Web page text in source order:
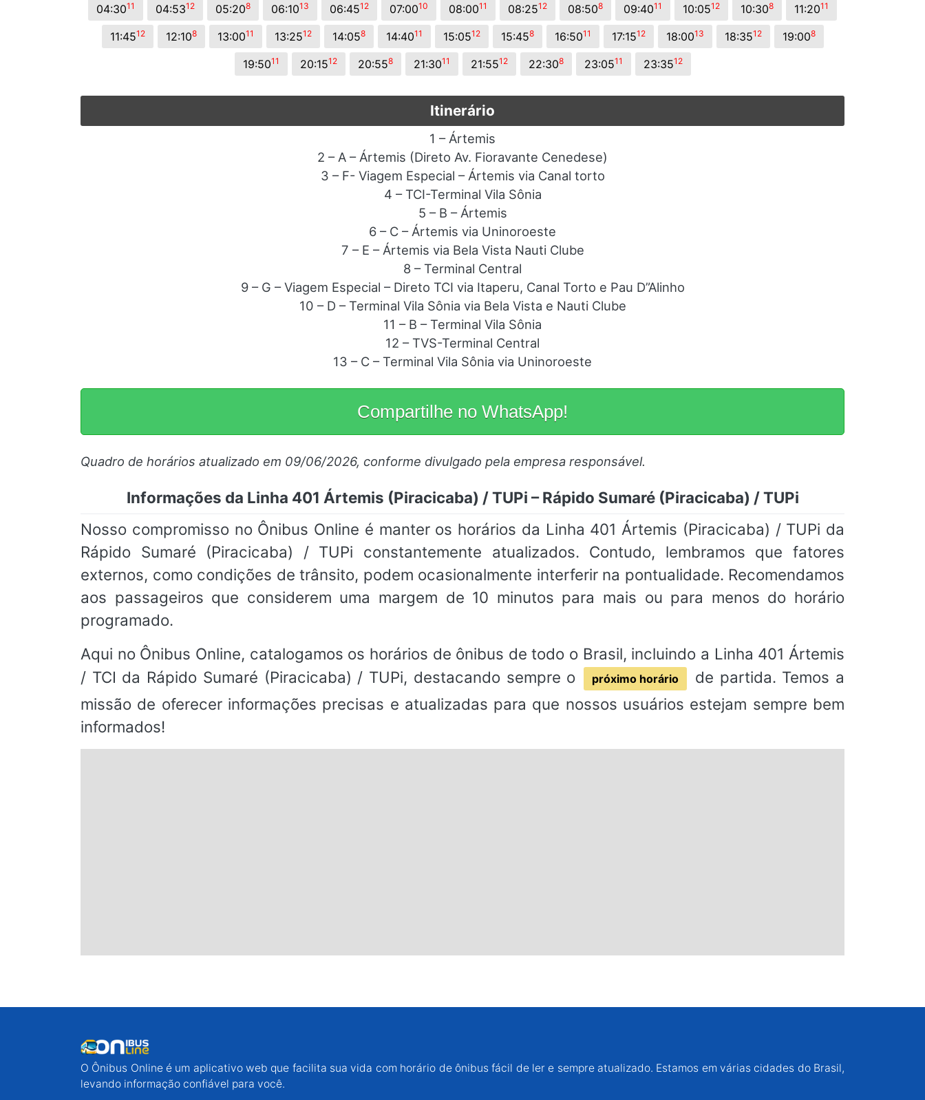
04:3011 04:5312 05:208 06:1013 06:4512 07:0010 08:0011 08:2512 08:508 09:4011 10:0512 10:308 11:2011
11:4512 12:108 13:0011 13:2512 14:058 14:4011 15:0512 15:458 16:5011 17:1512 18:0013 18:3512 19:008
19:5011 20:1512 20:558 21:3011 21:5512 22:308 23:0511 23:3512
Itinerário
1 – Ártemis
2 – A – Ártemis (Direto Av. Fioravante Cenedese)
3 – F- Viagem Especial – Ártemis via Canal torto
4 – TCI-Terminal Vila Sônia
5 – B – Ártemis
6 – C – Ártemis via Uninoroeste
7 – E – Ártemis via Bela Vista Nauti Clube
8 – Terminal Central
9 – G – Viagem Especial – Direto TCI via Itaperu, Canal Torto e Pau D”Alinho
10 – D – Terminal Vila Sônia via Bela Vista e Nauti Clube
11 – B – Terminal Vila Sônia
12 – TVS-Terminal Central
13 – C – Terminal Vila Sônia via Uninoroeste
Compartilhe no WhatsApp!
Quadro de horários atualizado em 09/06/2026, conforme divulgado pela empresa responsável.
Informações da Linha 401 Ártemis (Piracicaba) / TUPi – Rápido Sumaré (Piracicaba) / TUPi
Nosso compromisso no Ônibus Online é manter os horários da Linha 401 Ártemis (Piracicaba) / TUPi da
Rápido Sumaré (Piracicaba) / TUPi constantemente atualizados. Contudo, lembramos que fatores
externos, como condições de trânsito, podem ocasionalmente interferir na pontualidade. Recomendamos
aos passageiros que considerem uma margem de 10 minutos para mais ou para menos do horário
programado.
Aqui no Ônibus Online, catalogamos os horários de ônibus de todo o Brasil, incluindo a Linha 401 Ártemis
/ TCI da Rápido Sumaré (Piracicaba) / TUPi, destacando sempre o
próximo horário
de partida. Temos a
missão de oferecer informações precisas e atualizadas para que nossos usuários estejam sempre bem
informados!
O Ônibus Online é um aplicativo web que facilita sua vida com horário de ônibus fácil de ler e sempre atualizado. Estamos em várias cidades do Brasil,
levando informação confiável para você.